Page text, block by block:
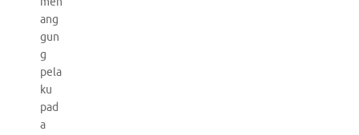
ang
gun
g
pela
ku
pad
a